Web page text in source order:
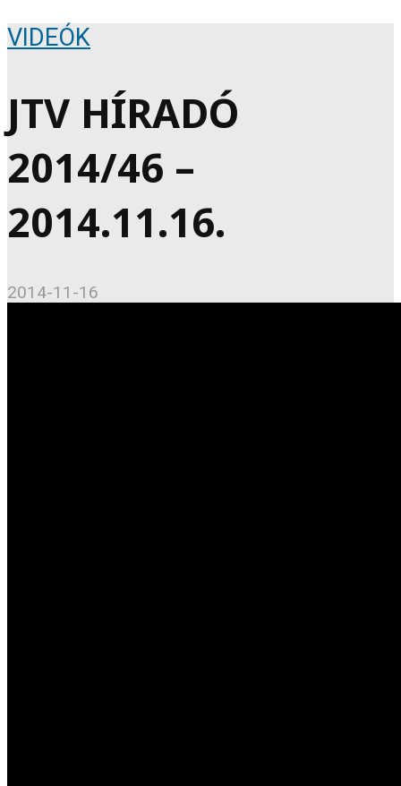
VIDEÓK
JTV HÍRADÓ
2014/46 –
2014.11.16.
2014-11-16